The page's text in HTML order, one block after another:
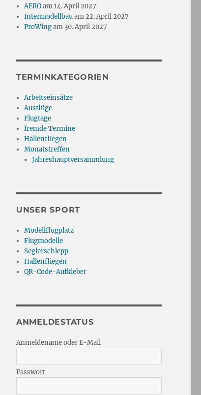
AEROam 14. April 2027
Intermodellbauam 22. April 2027
ProWingam 30. April 2027
TERMINKATEGORIEN
Arbeitseinsätze
Ausflüge
Flugtage
fremde Termine
Hallenfliegen
Monatstreffen
Jahreshauptversammlung
UNSER SPORT
Modellflugplatz
Flugmodelle
Seglerschlepp
Hallenfliegen
QR-Code-Aufkleber
ANMELDESTATUS
Anmeldename oder E-Mail
Passwort